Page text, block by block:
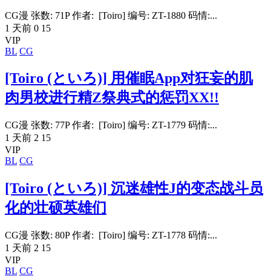
CG漫 张数: 71P 作者: [Toiro] 编号: ZT-1880 码情:...
1 天前 0 15
VIP
BL CG
[Toiro (といろ)] 用催眠App对狂妄的肌
肉男校进行精Z祭典式的惩罚XX!!
CG漫 张数: 77P 作者: [Toiro] 编号: ZT-1779 码情:...
1 天前 2 15
VIP
BL CG
[Toiro (といろ)] 沉迷雄性J的变态战斗员
化的壮硕英雄们
CG漫 张数: 80P 作者: [Toiro] 编号: ZT-1778 码情:...
1 天前 2 15
VIP
BL CG